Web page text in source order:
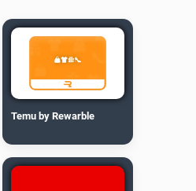
Temu by Rewarble